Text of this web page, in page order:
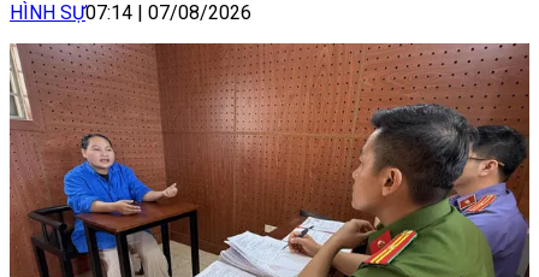
HÌNH SỰ07:14 | 07/08/2026